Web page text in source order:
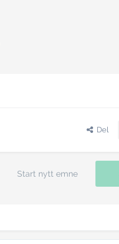
Del
Start nytt emne